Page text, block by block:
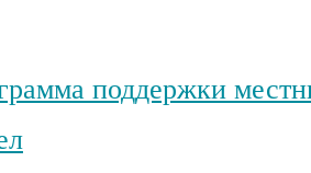
поддержки